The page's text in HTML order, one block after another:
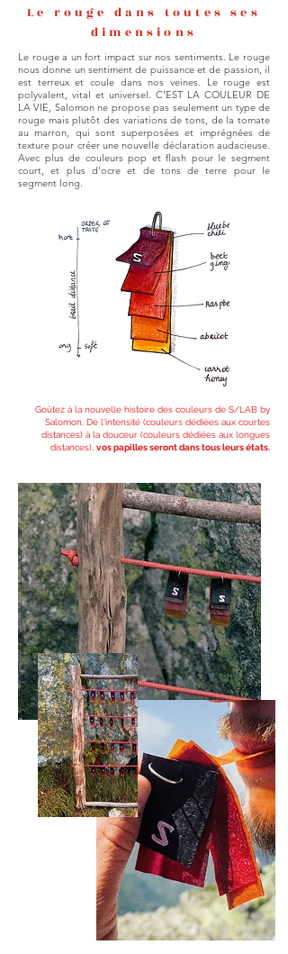
Le rouge dans toutes ses
dimensions
Le rouge a un fort impact sur nos sentiments. Le rouge
nous donne un sentiment de puissance et de passion, il
est terreux et coule dans nos veines. Le rouge est
polyvalent, vital et universel. C'EST LA COULEUR DE
LA VIE, Salomon ne propose pas seulement un type de
rouge mais plutôt des variations de tons, de la tomate
au marron, qui sont superposées et imprégnées de
texture pour créer une nouvelle déclaration audacieuse.
Avec plus de couleurs pop et flash pour le segment
court, et plus d'ocre et de tons de terre pour le
segment long.
Goûtez à la nouvelle histoire des couleurs de S/LAB by
Salomon. De l'intensité (couleurs dédiées aux courtes
distances) à la douceur (couleurs dédiées aux longues
distances), vos papilles seront dans tous leurs états.